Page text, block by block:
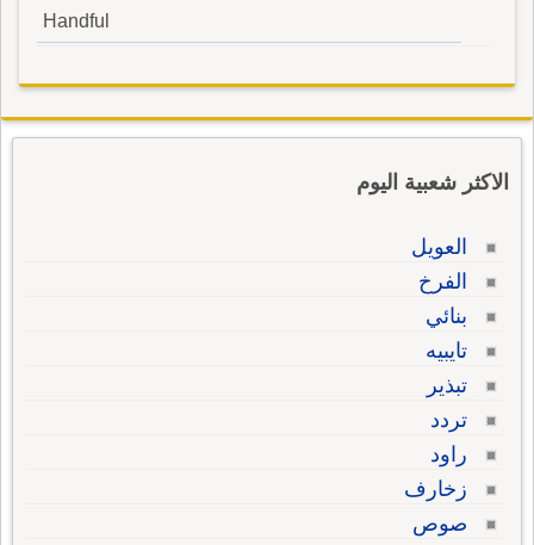
Handful
الاكثر شعبية اليوم
العويل
الفرخ
بنائي
تايبيه
تبذير
تردد
راود
زخارف
صوص